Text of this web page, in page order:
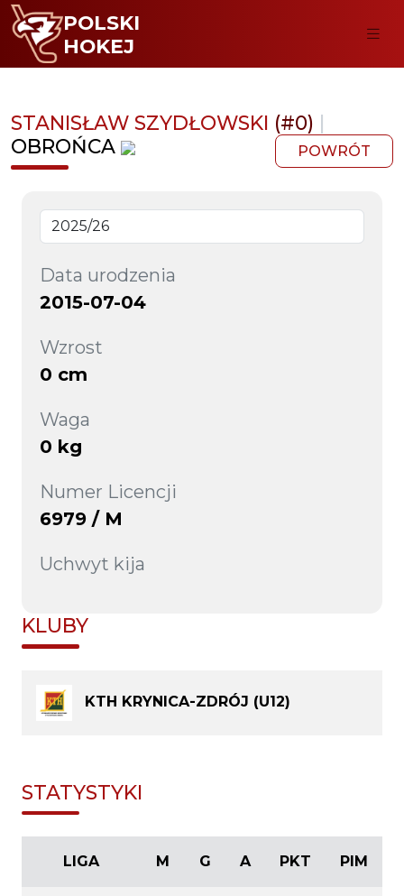
POLSKI
HOKEJ
STANISŁAW SZYDŁOWSKI (#0) |
OBROŃCA
POWRÓT
Data urodzenia
2015-07-04
Wzrost
0 cm
Waga
0 kg
Numer Licencji
6979 / M
Uchwyt kija
KLUBY
KTH KRYNICA-ZDRÓJ (U12)
STATYSTYKI
LIGA M G A PKT PIM